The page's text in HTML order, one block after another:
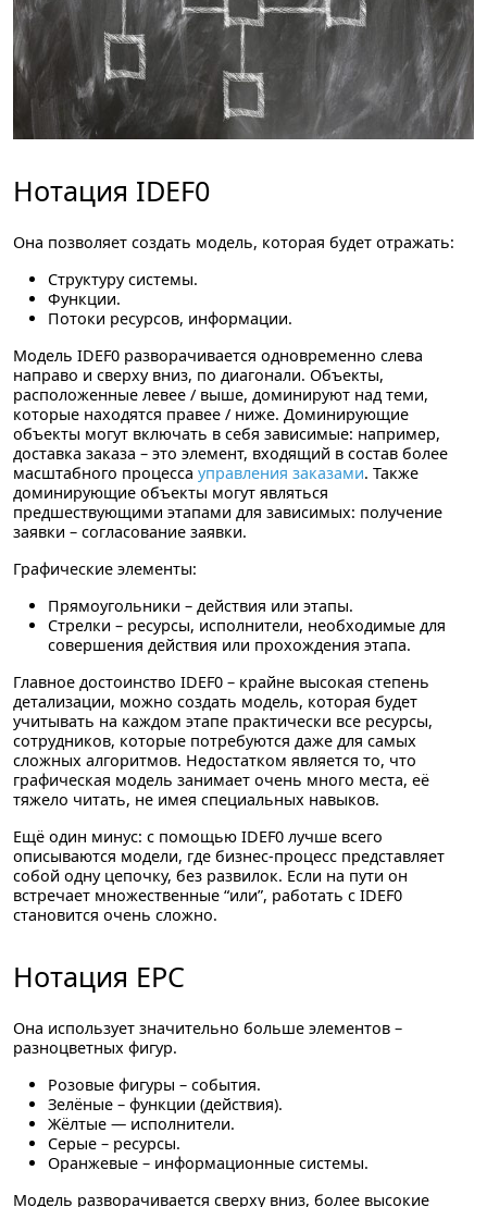
Нотация IDEF0
Она позволяет создать модель, которая будет отражать:
Структуру системы.
Функции.
Потоки ресурсов, информации.
Модель IDEF0 разворачивается одновременно слева
направо и сверху вниз, по диагонали. Объекты,
расположенные левее / выше, доминируют над теми,
которые находятся правее / ниже. Доминирующие
объекты могут включать в себя зависимые: например,
доставка заказа – это элемент, входящий в состав более
масштабного процесса управления заказами. Также
доминирующие объекты могут являться
предшествующими этапами для зависимых: получение
заявки – согласование заявки.
Графические элементы:
Прямоугольники – действия или этапы.
Стрелки – ресурсы, исполнители, необходимые для
совершения действия или прохождения этапа.
Главное достоинство IDEF0 – крайне высокая степень
детализации, можно создать модель, которая будет
учитывать на каждом этапе практически все ресурсы,
сотрудников, которые потребуются даже для самых
сложных алгоритмов. Недостатком является то, что
графическая модель занимает очень много места, её
тяжело читать, не имея специальных навыков.
Ещё один минус: с помощью IDEF0 лучше всего
описываются модели, где бизнес-процесс представляет
собой одну цепочку, без развилок. Если на пути он
встречает множественные “или”, работать с IDEF0
становится очень сложно.
Нотация EPC
Она использует значительно больше элементов –
разноцветных фигур.
Розовые фигуры – события.
Зелёные – функции (действия).
Жёлтые — исполнители.
Серые – ресурсы.
Оранжевые – информационные системы.
Модель разворачивается сверху вниз, более высокие